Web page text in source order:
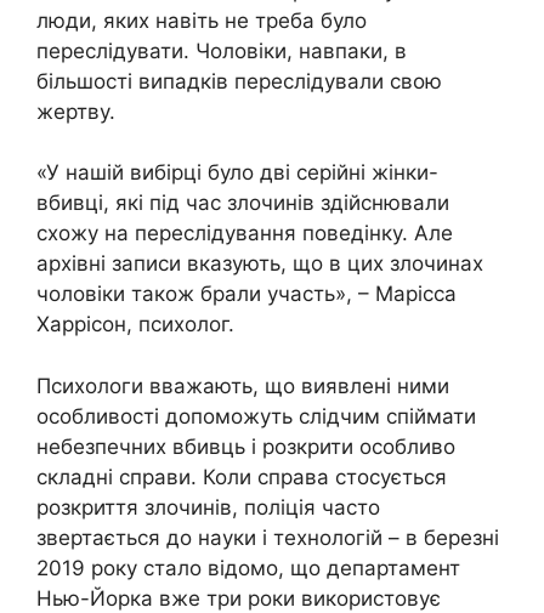
люди, яких навіть не треба було
переслідувати. Чоловіки, навпаки, в
більшості випадків переслідували свою
жертву.
«У нашій вибірці було дві серійні жінки-
вбивці, які під час злочинів здійснювали
схожу на переслідування поведінку. Але
архівні записи вказують, що в цих злочинах
чоловіки також брали участь», – Марісса
Харрісон, психолог.
Психологи вважають, що виявлені ними
особливості допоможуть слідчим спіймати
небезпечних вбивць і розкрити особливо
складні справи. Коли справа стосується
розкриття злочинів, поліція часто
звертається до науки і технологій – в березні
2019 року стало відомо, що департамент
Нью-Йорка вже три роки використовує